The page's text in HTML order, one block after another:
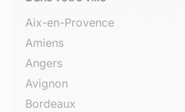
Aix-en-Provence
Amiens
Angers
Avignon
Bordeaux